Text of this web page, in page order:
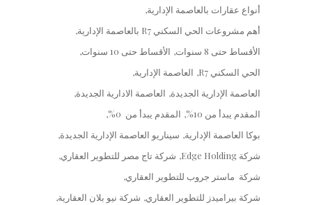
أنواع عقارات بالعاصمة الإدارية
أهم مشروعات الحي السكني R7 بالعاصمة الإدارية
الأقساط حتى 8 سنوات
الأقساط حتى 10 سنوات
الحي السكني R7
العاصمة الإدارية
العاصمة الإدارية الجديدة العاصمة الادارية الجديدة
المقدم يبدأ من 10%
المقدم يبدأ من 0%
بوكا العاصمة الإدارية سيناريو العاصمة الإدارية الجديدة
شركة Edge Holding
شركة تاج مصر للتطوير العقاري
شركة ماستر جروب للتطوير العقاري
شركة بيراميدز للتطوير العقاري شركة نيو بلان العقارية